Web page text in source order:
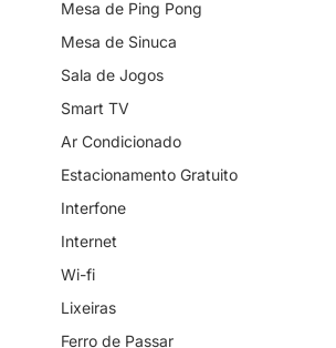
Mesa de Ping Pong
Mesa de Sinuca
Sala de Jogos
Smart TV
Ar Condicionado
Estacionamento Gratuito
Interfone
Internet
Wi-fi
Lixeiras
Ferro de Passar